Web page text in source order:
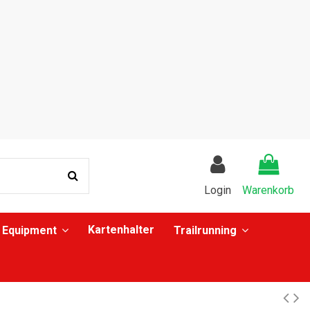
Login Warenkorb
Equipment Kartenhalter Trailrunning